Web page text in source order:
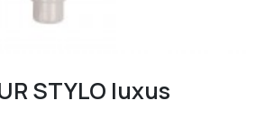
STYLO luxus